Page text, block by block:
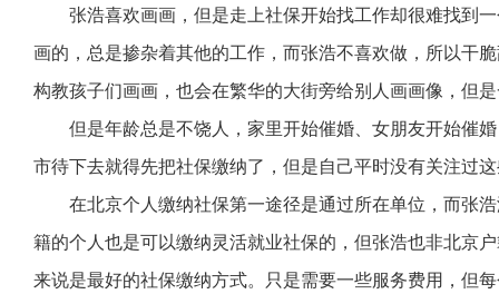
张浩喜欢画画，但是走上社保开始找工作却很难找到
画的，总是掺杂着其他的工作，而张浩不喜欢做，所以干
构教孩子们画画，也会在繁华的大街旁给别人画画像，但
但是年龄总是不饶人，家里开始催婚、女朋友开始催
市待下去就得先把社保缴纳了，但是自己平时没有关注过
在北京个人缴纳社保第一途径是通过所在单位，而张
籍的个人也是可以缴纳灵活就业社保的，但张浩也非北京
来说是最好的社保缴纳方式。只是需要一些服务费用，但